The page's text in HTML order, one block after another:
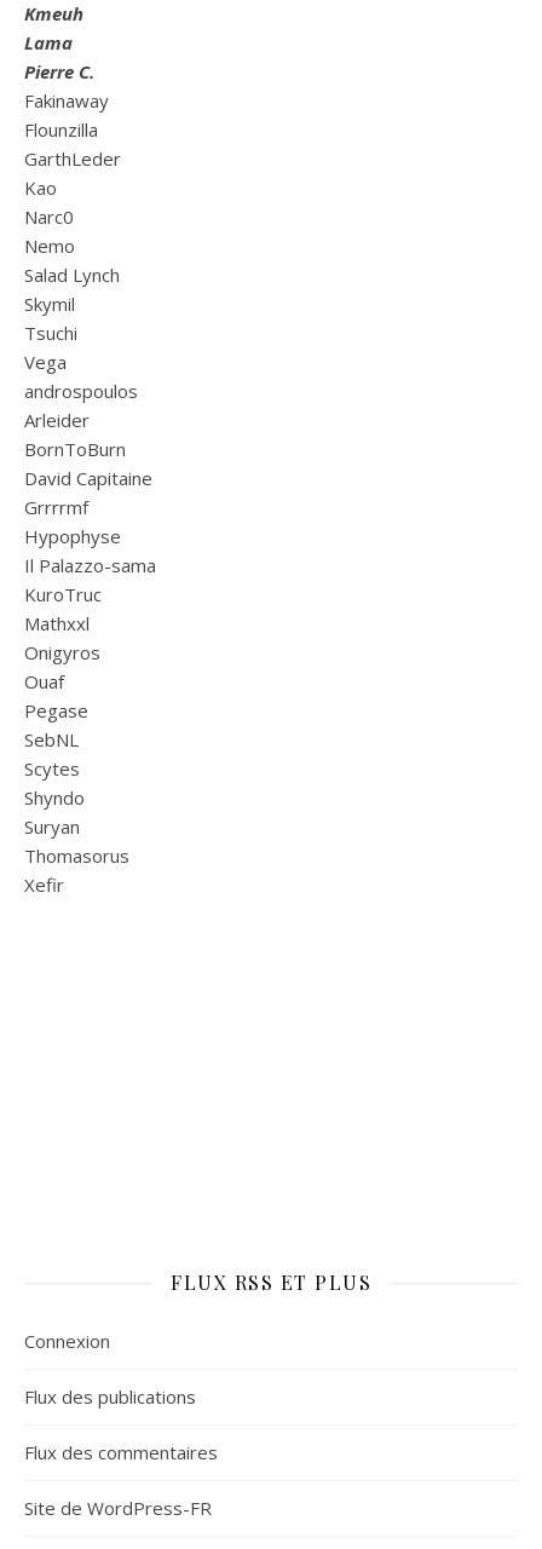
Kmeuh
Lama
Pierre C.
Fakinaway
Flounzilla
GarthLeder
Kao
Narc0
Nemo
Salad Lynch
Skymil
Tsuchi
Vega
androspoulos
Arleider
BornToBurn
David Capitaine
Grrrrmf
Hypophyse
Il Palazzo-sama
KuroTruc
Mathxxl
Onigyros
Ouaf
Pegase
SebNL
Scytes
Shyndo
Suryan
Thomasorus
Xefir
FLUX RSS ET PLUS
Connexion
Flux des publications
Flux des commentaires
Site de WordPress-FR